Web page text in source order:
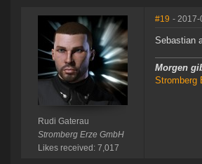
Rudi Gaterau
Stromberg Erze GmbH
Likes received: 7,017
#19 - 2017-
Sebastian
Morgen
Stromberg